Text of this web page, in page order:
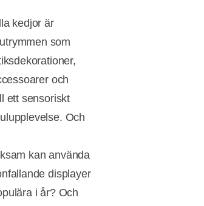
kedjor är
som
och
ett sensoriskt
Och
kan använda
displayer
i år? Och